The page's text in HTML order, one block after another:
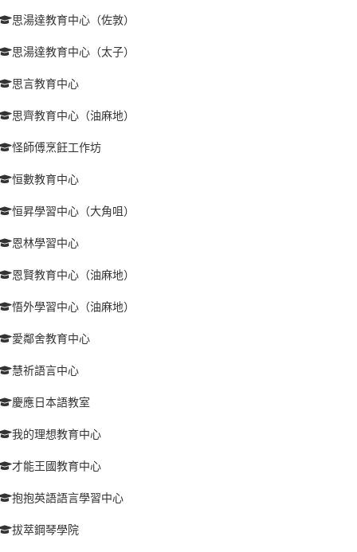
思湯達教育中心（佐敦）
思湯達教育中心（太子）
思言教育中心
思齊教育中心（油麻地）
怪師傅烹飪工作坊
恒數教育中心
恒昇學習中心（大角咀）
恩林學習中心
恩賢教育中心（油麻地）
悟外學習中心（油麻地）
愛鄰舍教育中心
慧祈語言中心
慶應日本語教室
我的理想教育中心
才能王國教育中心
抱抱英語語言學習中心
拔萃鋼琴學院